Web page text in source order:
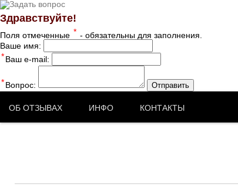
Здравствуйте!
Поля отмеченные * - обязательны для заполнения.
Ваше имя:
*Ваш e-mail:
*Вопрос: Отправить
ОБ ОТЗЫВАХ ИНФО КОНТАКТЫ